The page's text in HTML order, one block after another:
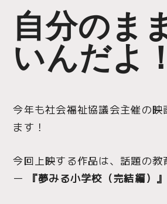
自分のま
いんだよ！
今年も社会福祉協議会主催の映
ます！
今回上映する作品は、話題の教
ー
『夢みる小学校（完結編）』